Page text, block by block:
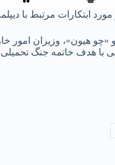
ابتکارات مرتبط با
هیون»، وزیران امور
با هدف خاتمه جنگ